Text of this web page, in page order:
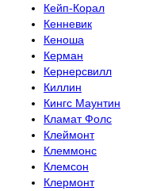
Кейп-Корал
Кенневик
Кеноша
Керман
Кернерсвилл
Киллин
Кингс Маунтин
Кламат Фолс
Клеймонт
Клеммонс
Клемсон
Клермонт